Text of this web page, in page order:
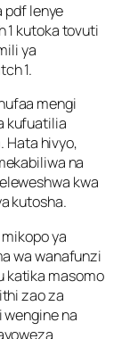
pdf lenye
1 kutoka tovuti
ya
1.
mengi
kufuatilia
Hata hivyo,
na
kwa
kutosha.
ya
wa wanafunzi
katika masomo
zao za
na